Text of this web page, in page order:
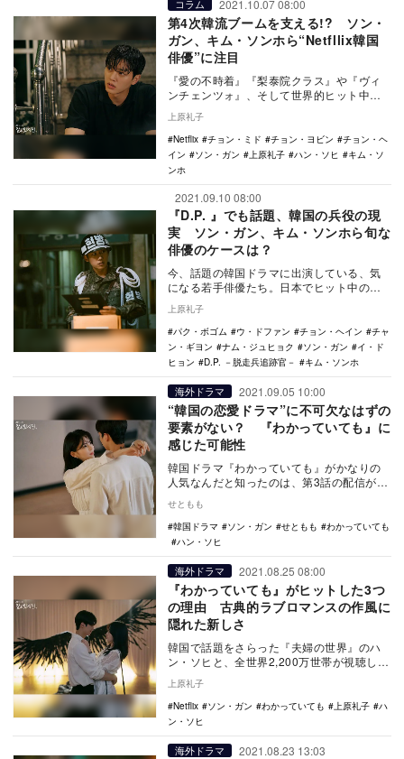
コラム 2021.10.07 08:00
第4次韓流ブームを支える!? ソン・
ガン、キム・ソンホら“Netfllix韓国
俳優”に注目
『愛の不時着』『梨泰院クラス』や『ヴィ
ンチェンツォ』、そして世界的ヒット中の
きっか…
上原礼子
Netflix
チョン・ミド チョン・ヨビン
チョン・ヘ
イン
ソン・ガン 上原礼子 ハン・ソヒ
キム・ソ
ンホ
2021.09.10 08:00
『D.P. 』でも話題、韓国の兵役の現
実 ソン・ガン、キム・ソンホら旬な
俳優のケースは？
今、話題の韓国ドラマに出演している、気
になる若手俳優たち。日本でヒット中の
が好評の『D.P…
上原礼子
パク・ボゴム
ウ・ドファン チョン・ヘイン
チャ
ン・ギヨン
ナム・ジュヒョク ソン・ガン
イ・ド
ヒョン
D.P. －脱走兵追跡官－ キム・ソンホ
海外ドラマ 2021.09.05 10:00
“韓国の恋愛ドラマ”に不可欠なはずの
要素がない？ 『わかっていても』に
感じた可能性
韓国ドラマ『わかっていても』がかなりの
人気なんだと知ったのは、第3話の配信が開
ったかもしれ…
せともも
韓国ドラマ
ソン・ガン せともも
わかっていても
ハン・ソヒ
海外ドラマ 2021.08.25 08:00
『わかっていても』がヒットした3つ
の理由 古典的ラブロマンスの作風に
隠れた新しさ
韓国で話題をさらった『夫婦の世界』のハ
ン・ソヒと、全世界2,200万世帯が視聴した
上原礼子
Netflix
ソン・ガン わかっていても 上原礼子
ハ
ン・ソヒ
海外ドラマ 2021.08.23 13:03